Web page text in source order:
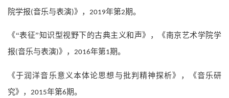
院学报(音乐与表演)》， 2019年第2期。
《“表征”知识型视野下的古典主义和声》，《南京艺术学院学
报(音乐与表演)》， 2016年第1期。
《于润洋音乐意义本体论思想与批判精神探析》，《音乐研
究》， 2015年第6期。